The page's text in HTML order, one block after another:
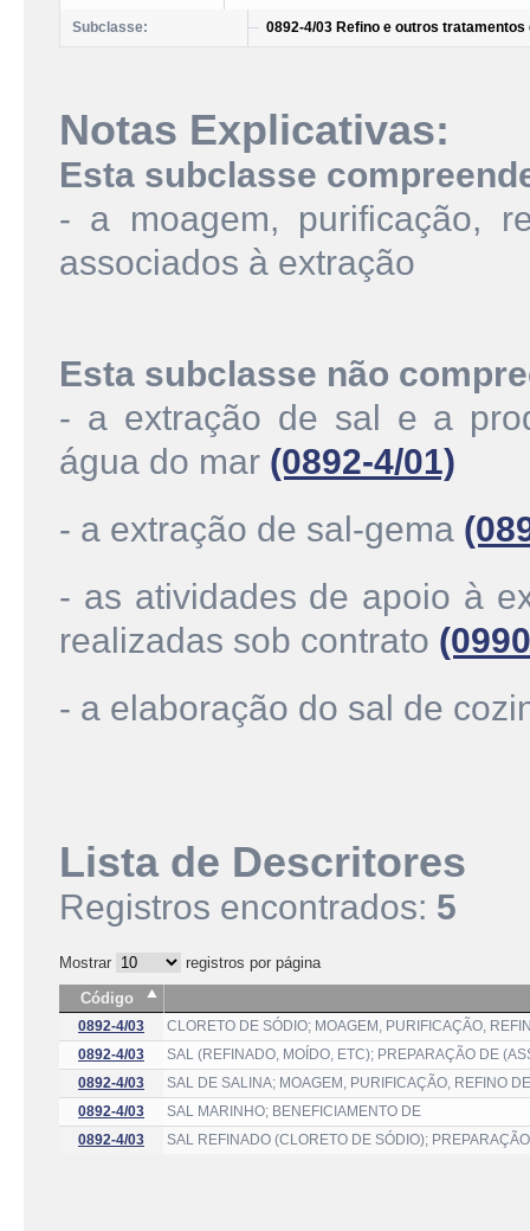
Subclasse: 0892-4/03 Refino e outros tratamentos
Notas Explicativas:
Esta subclasse
- a moagem, purificação,
associados à extração
Esta subclasse não
- a extração de sal e a
água do mar (0892-4/01)
- a extração de sal-gema
- as atividades de apoio à
realizadas sob contrato
- a elaboração do sal de
Lista de Descritores
Registros encontrados: 5
Mostrar
registros por página
Código
0892-4/03
CLORETO DE SÓDIO; MOAGEM, PURIFICAÇÃO,
0892-4/03
SAL (REFINADO, MOÍDO, ETC); PREPARAÇÃO DE
0892-4/03
SAL DE SALINA; MOAGEM, PURIFICAÇÃO, REFINO DE
0892-4/03
SAL MARINHO; BENEFICIAMENTO DE
0892-4/03
SAL REFINADO (CLORETO DE SÓDIO);